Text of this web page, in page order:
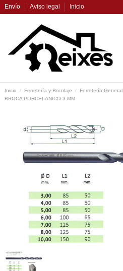
Envío Aviso legal Inicio
Inicio Ferretería y Bricolaje Ferretería General
BROCA PORCELANICO 3 MM